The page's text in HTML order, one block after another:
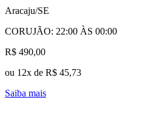
Aracaju/SE
CORUJÃO: 22:00 ÀS 00:00
R$ 490,00
ou 12x de R$ 45,73
Saiba mais